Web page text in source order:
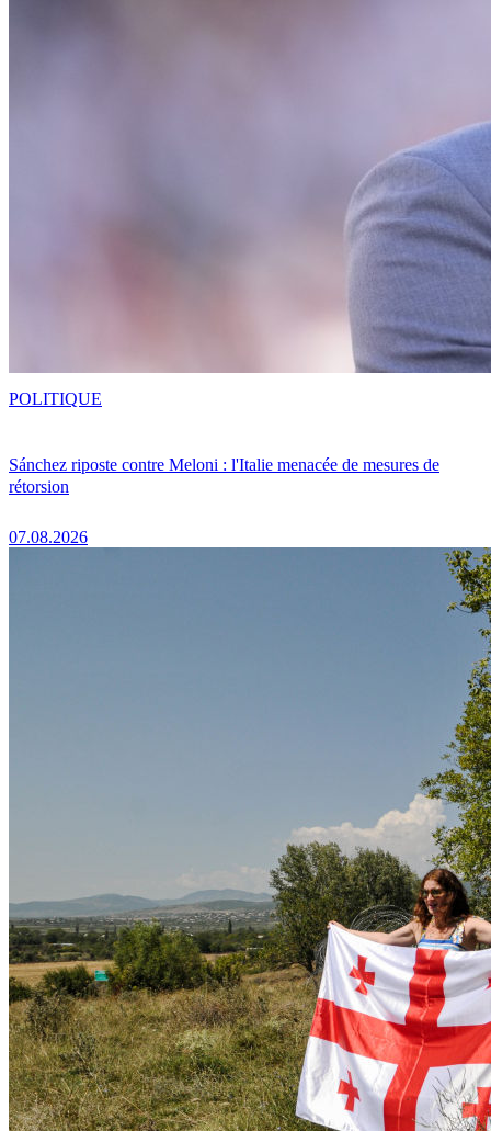
Sánchez riposte contre Meloni : l'Italie menacée de mesures de
rétorsion
07.08.2026
POLITIQUE